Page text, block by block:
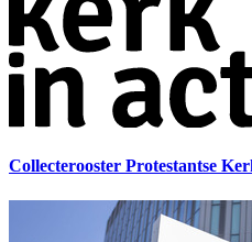
Collecterooster Protestantse